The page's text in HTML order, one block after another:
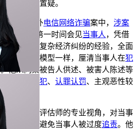
一般不容置疑。
的特大境外电信网络诈骗案中， 涉案
晨骋律师第一时间会见当事人 ，凭借
顾问处理复杂经济纠纷的经验，全面
杂的财务模型一样，厘清当事人在犯
他从同案被告人供述、被害人陈述等
人作为
从犯、 认罪认罚、主观恶性较
师以其资产评估师的专业视角，对当事
观评估，避免当事人被过度追责。他